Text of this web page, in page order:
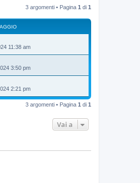
3 argomenti • Pagina 1 di 1
11:38 am
3:50 pm
2:21 pm
3 argomenti • Pagina 1 di 1
Vai a